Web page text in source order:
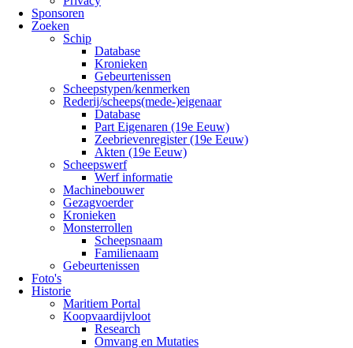
Sponsoren
Zoeken
Schip
Database
Kronieken
Gebeurtenissen
Scheepstypen/kenmerken
Rederij/scheeps(mede-)eigenaar
Database
Part Eigenaren (19e Eeuw)
Zeebrievenregister (19e Eeuw)
Akten (19e Eeuw)
Scheepswerf
Werf informatie
Machinebouwer
Gezagvoerder
Kronieken
Monsterrollen
Scheepsnaam
Familienaam
Gebeurtenissen
Foto's
Historie
Maritiem Portal
Koopvaardijvloot
Research
Omvang en Mutaties